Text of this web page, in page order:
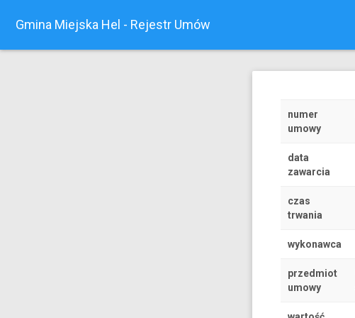
Gmina Miejska Hel - Rejestr Umów
numer
umowy
data
zawarcia
czas
trwania
wykonawca
przedmiot
umowy